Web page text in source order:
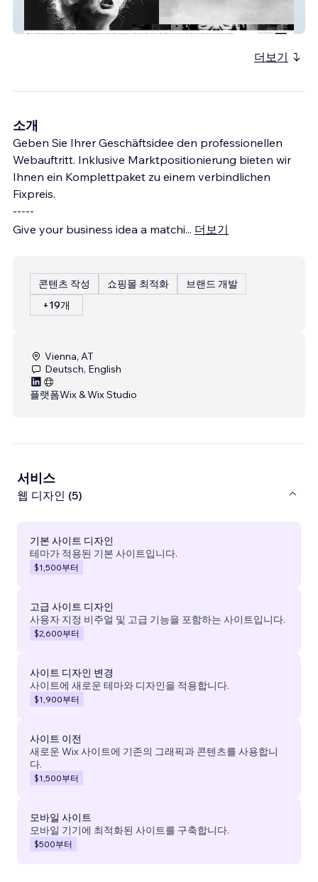
Photography
더보기
소개
Geben Sie Ihrer Geschäftsidee den professionellen
Webauftritt. Inklusive Marktpositionierung bieten wir
Ihnen ein Komplettpaket zu einem verbindlichen
Fixpreis.
-----
Give your business idea a matchi... 더보기
콘텐츠 작성 쇼핑몰 최적화
브랜드 개발
+19개
Vienna, AT
Deutsch, English
플랫폼Wix & Wix Studio
서비스
웹 디자인 (5)
기본 사이트 디자인
테마가 적용된 기본 사이트입니다.
$1,500부터
고급 사이트 디자인
사용자 지정 비주얼 및 고급 기능을 포함하는 사이트입니다.
$2,600부터
사이트 디자인 변경
사이트에 새로운 테마와 디자인을 적용합니다.
$1,900부터
사이트 이전
새로운 Wix 사이트에 기존의 그래픽과 콘텐츠를 사용합니
다.
$1,500부터
모바일 사이트
모바일 기기에 최적화된 사이트를 구축합니다.
$500부터